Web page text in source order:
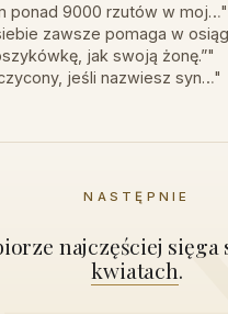
ponad 9000 rzutów w moj…"
zawsze pomaga w
jak swoją żonę.”"
jeśli nazwiesz syn…"
NASTĘPNIE
najczęściej sięga
kwiatach.